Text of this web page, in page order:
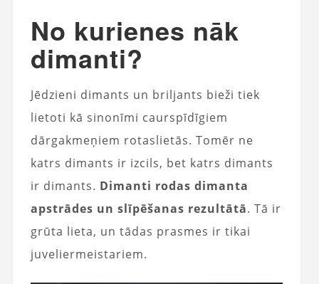
No kurienes nāk
dimanti?
Jēdzieni dimants un briljants bieži tiek
lietoti kā sinonīmi caurspīdīgiem
dārgakmeņiem rotaslietās. Tomēr ne
katrs dimants ir izcils, bet katrs dimants
ir dimants. Dimanti rodas dimanta
apstrādes un slīpēšanas rezultātā. Tā ir
grūta lieta, un tādas prasmes ir tikai
juveliermeistariem.